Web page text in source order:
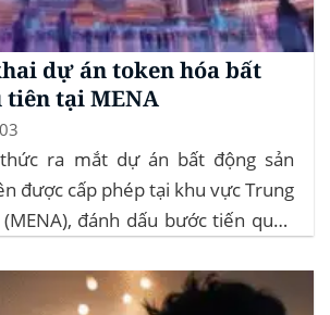
dự án token hóa bất
tiên tại MENA
ra mắt dự án bất động sản
được cấp phép tại khu vực Trung
đánh dấu bước tiến quan
sản. Dự án này là...